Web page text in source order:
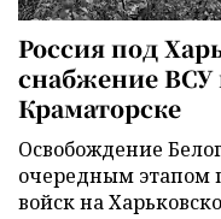
Россия под
снабжение ВСУ
Краматорске
Освобождение
очередным этапом
войск на